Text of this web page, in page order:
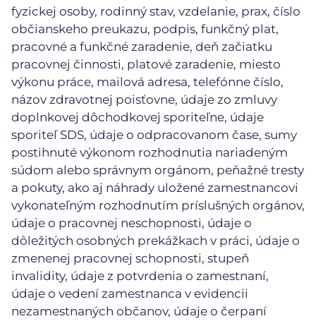
fyzickej osoby, rodinný stav, vzdelanie, prax, číslo
občianskeho preukazu, podpis, funkčný plat,
pracovné a funkčné zaradenie, deň začiatku
pracovnej činnosti, platové zaradenie, miesto
výkonu práce, mailová adresa, telefónne číslo,
názov zdravotnej poisťovne, údaje zo zmluvy
doplnkovej dôchodkovej sporiteľne, údaje
sporiteľ SDS, údaje o odpracovanom čase, sumy
postihnuté výkonom rozhodnutia nariadeným
súdom alebo správnym orgánom, peňažné tresty
a pokuty, ako aj náhrady uložené zamestnancovi
vykonateľným rozhodnutím príslušných orgánov,
údaje o pracovnej neschopnosti, údaje o
dôležitých osobných prekážkach v práci, údaje o
zmenenej pracovnej schopnosti, stupeň
invalidity, údaje z potvrdenia o zamestnaní,
údaje o vedení zamestnanca v evidencii
nezamestnaných občanov, údaje o čerpaní